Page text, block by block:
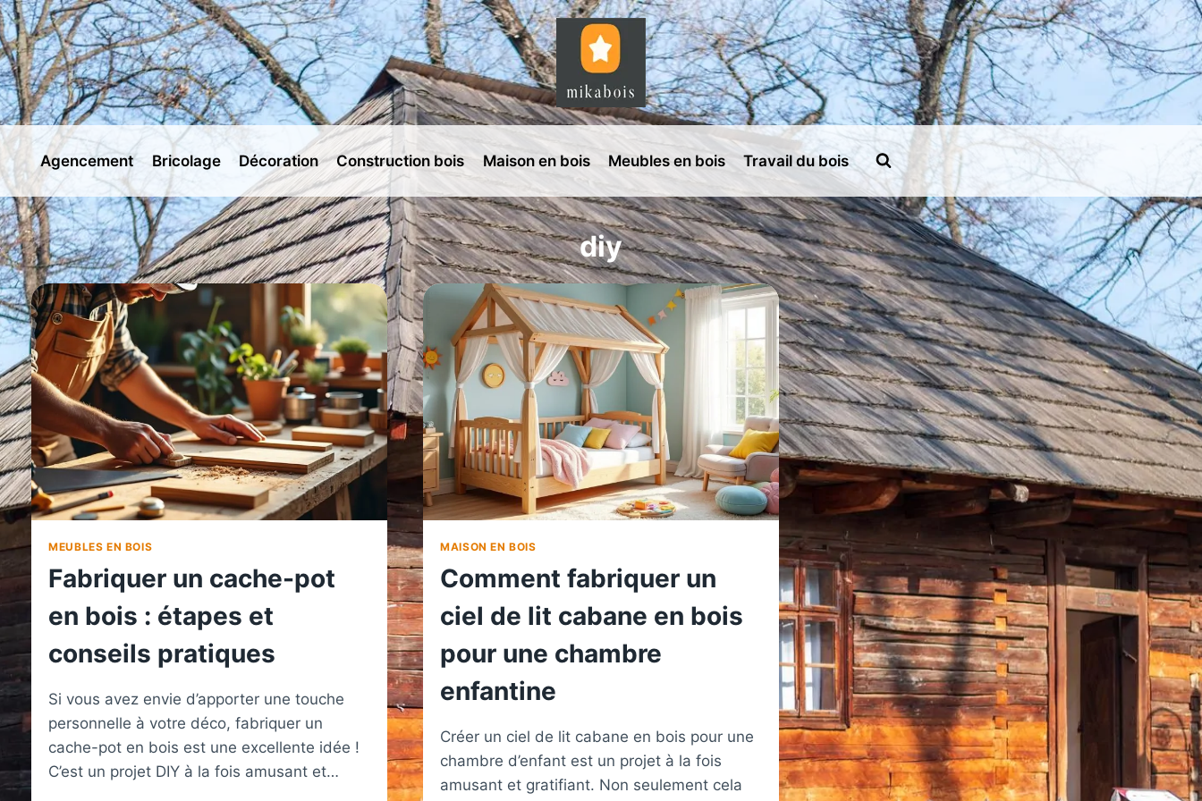
Aller
au
contenu
Agencement Bricolage Décoration Construction bois Maison en bois Meubles en bois Travail du bois
diy
MEUBLES EN BOIS
Fabriquer un cache-pot
en bois : étapes et
conseils pratiques
Si vous avez envie d’apporter une touche
personnelle à votre déco, fabriquer un
cache-pot en bois est une excellente idée !
C’est un projet DIY à la fois amusant et…
MAISON EN BOIS
Comment fabriquer un
ciel de lit cabane en bois
pour une chambre
enfantine
Créer un ciel de lit cabane en bois pour une
chambre d’enfant est un projet à la fois
amusant et gratifiant. Non seulement cela